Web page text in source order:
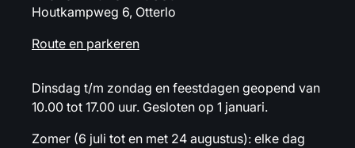
Houtkampweg 6, Otterlo
Route en parkeren
Dinsdag t/m zondag en feestdagen geopend van
10.00 tot 17.00 uur. Gesloten op 1 januari.
Zomer (6 juli tot en met 24 augustus): elke dag